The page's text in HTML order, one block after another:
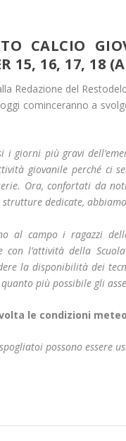
CALCIO
15, 16, 17, 18
Redazione del
cominceranno a
i giorni più gravi
giovanile perché ci
Ora, confortati da
dedicate,
al campo i ragazzi
l’attività della
la disponibilità dei
più possibile gli
le condizioni
possono essere